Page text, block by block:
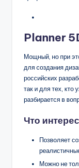
Planner
Мощный, но при
для создания
российских
так и для тех, кто
разбирается в
Что
Позволяет
Можно не